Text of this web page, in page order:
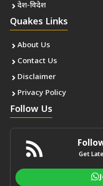
देश-विदेश
Quakes Links
About Us
Contact Us
Disclaimer
Privacy Policy
Follow Us
Get